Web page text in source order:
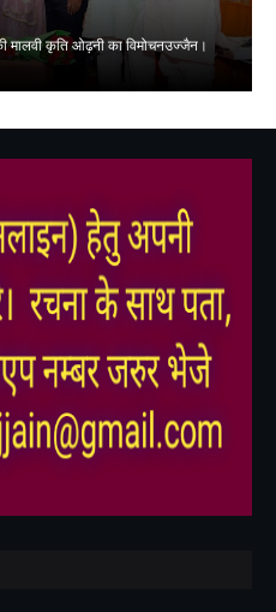
मालवी कृति ओढ़नी का विमोचनउज्जैन।